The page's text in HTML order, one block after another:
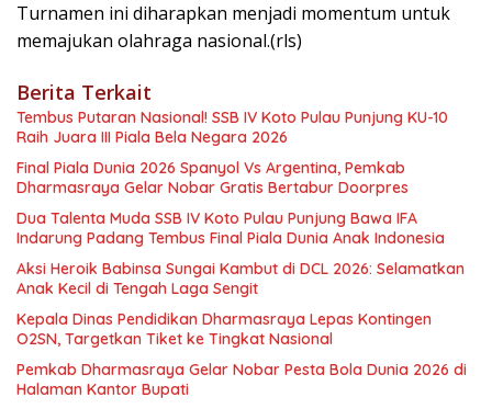
Turnamen ini diharapkan menjadi momentum untuk
memajukan olahraga nasional.(rls)
Berita Terkait
Tembus Putaran Nasional! SSB IV Koto Pulau Punjung KU-10
Raih Juara III Piala Bela Negara 2026
Final Piala Dunia 2026 Spanyol Vs Argentina, Pemkab
Dharmasraya Gelar Nobar Gratis Bertabur Doorpres
Dua Talenta Muda SSB IV Koto Pulau Punjung Bawa IFA
Indarung Padang Tembus Final Piala Dunia Anak Indonesia
Aksi Heroik Babinsa Sungai Kambut di DCL 2026: Selamatkan
Anak Kecil di Tengah Laga Sengit
Kepala Dinas Pendidikan Dharmasraya Lepas Kontingen
O2SN, Targetkan Tiket ke Tingkat Nasional
Pemkab Dharmasraya Gelar Nobar Pesta Bola Dunia 2026 di
Halaman Kantor Bupati